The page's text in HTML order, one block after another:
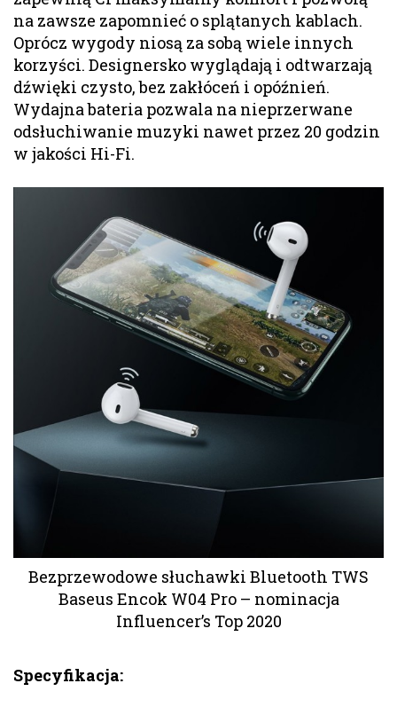
na zawsze zapomnieć o splątanych kablach.
Oprócz wygody niosą za sobą wiele innych
korzyści. Designersko wyglądają i odtwarzają
dźwięki czysto, bez zakłóceń i opóźnień.
Wydajna bateria pozwala na nieprzerwane
odsłuchiwanie muzyki nawet przez 20 godzin
w jakości Hi-Fi.
Bezprzewodowe słuchawki Bluetooth TWS
Baseus Encok W04 Pro – nominacja
Influencer’s Top 2020
Specyfikacja: